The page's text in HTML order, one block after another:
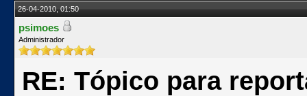
26-04-2010, 01:50
psimoes
Administrador
RE: Tópico para